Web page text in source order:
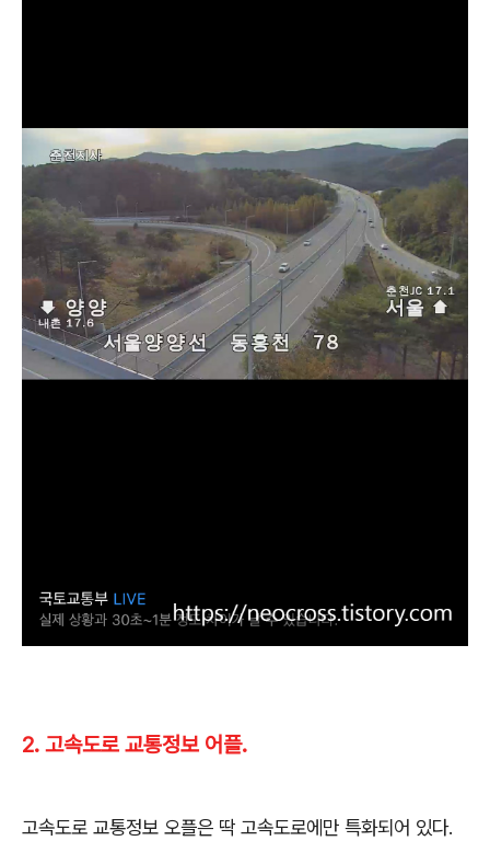
2. 고속도로 교통정보 어플.
고속도로 교통정보 오플은 딱 고속도로에만 특화되어 있다.